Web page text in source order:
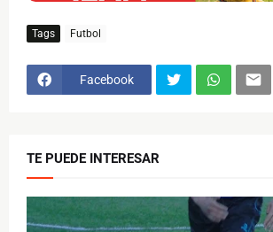
Tags Futbol
Facebook
TE PUEDE INTERESAR